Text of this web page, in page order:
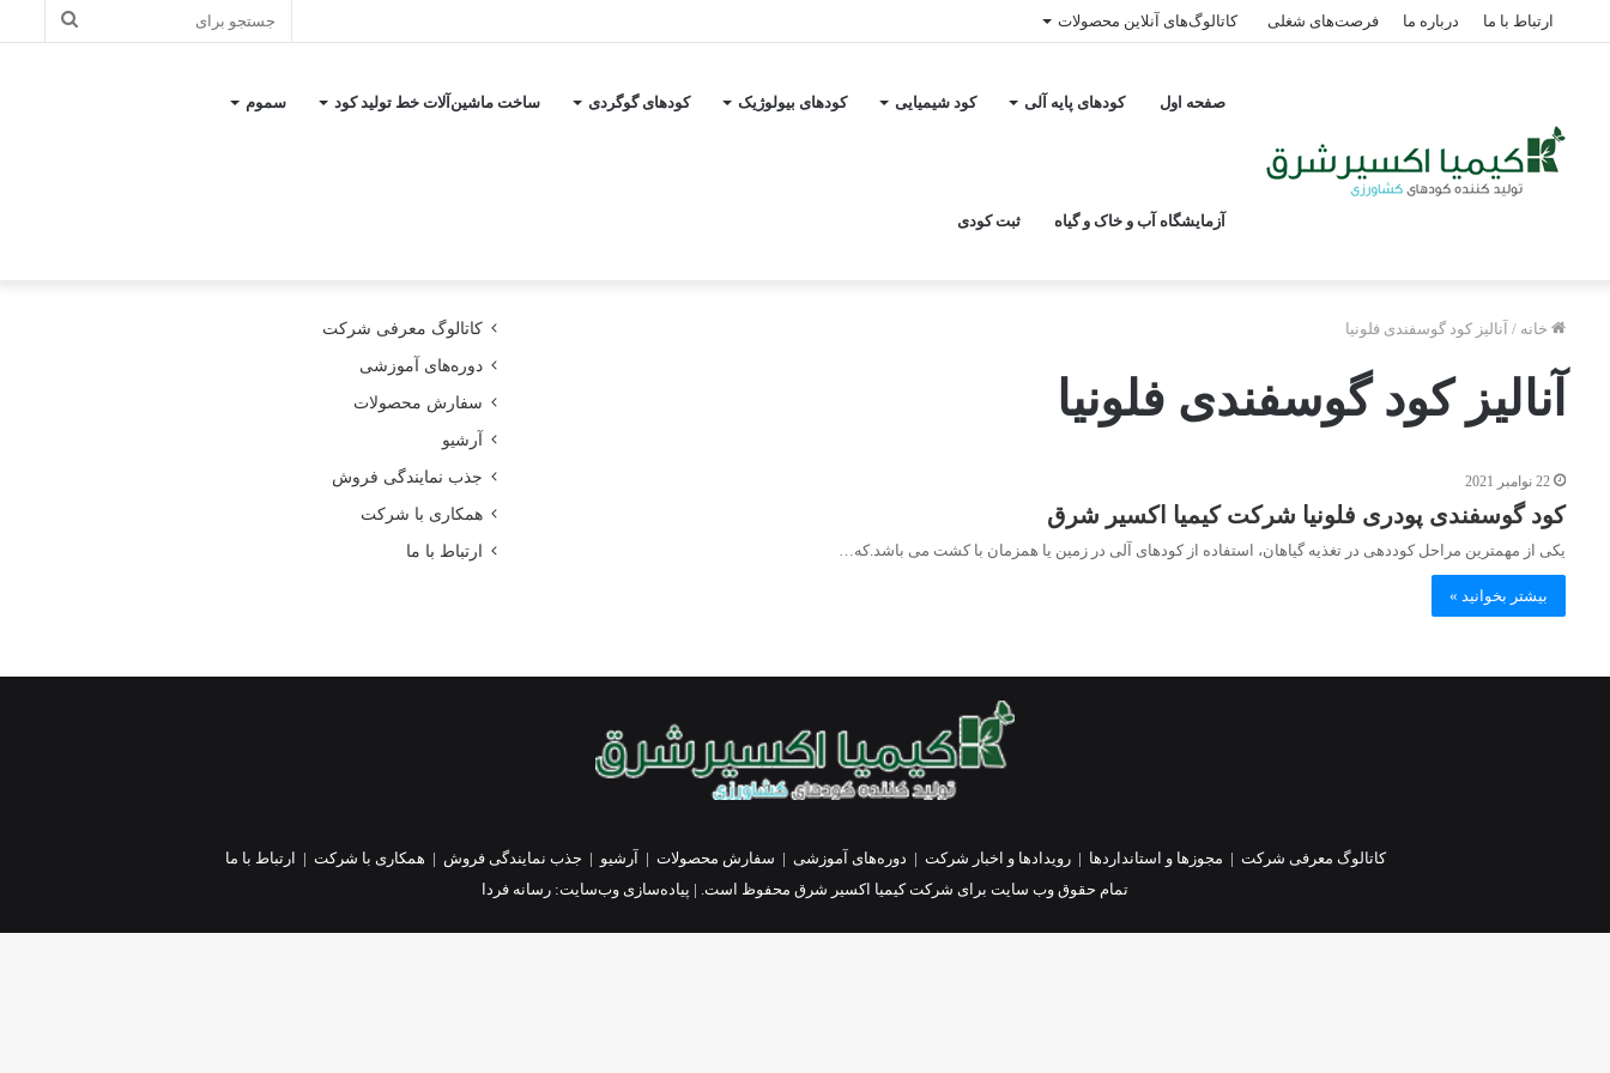
ارتباط با ما درباره ما فرصت‌های شغلی کاتالوگ‌های آنلاین محصولات
صفحه اول کودهای پایه آلی کود شیمیایی کودهای بیولوژیک کودهای گوگردی ساخت ماشین‌آلات خط تولید کود سموم
آزمایشگاه آب و خاک و گیاه ثبت کودی
خانه / آنالیز کود گوسفندی فلونیا
آنالیز کود گوسفندی فلونیا
22 نوامبر 2021
کود گوسفندی پودری فلونیا شرکت کیمیا اکسیر شرق
یکی از مهمترین مراحل کوددهی در تغذیه گیاهان، استفاده از کودهای آلی در زمین یا همزمان با کشت می باشد.که…
بیشتر بخوانید »
کاتالوگ معرفی شرکت
دوره‌های آموزشی
سفارش محصولات
آرشیو
جذب نمایندگی فروش
همکاری با شرکت
ارتباط با ما
کاتالوگ معرفی شرکت | مجوزها و استانداردها |رویدادها و اخبار شرکت | دوره‌های آموزشی | سفارش محصولات | آرشیو | جذب نمایندگی فروش | همکاری با شرکت | ارتباط با ما
تمام حقوق وب سایت برای شرکت کیمیا اکسیر شرق محفوظ است. | پیاده‌سازی وب‌سایت: رسانه فردا